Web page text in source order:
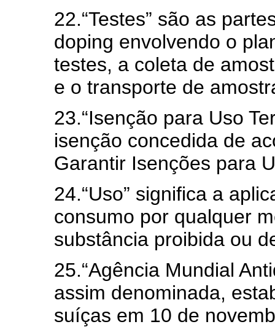
22.“Testes” são as
doping envolvendo o
testes, a coleta de
e o transporte de
23.“Isenção para Uso
isenção concedida de
Garantir Isenções para
24.“Uso” significa a
consumo por qualquer
substância proibida ou
25.“Agência Mundial
assim denominada,
suíças em 10 de